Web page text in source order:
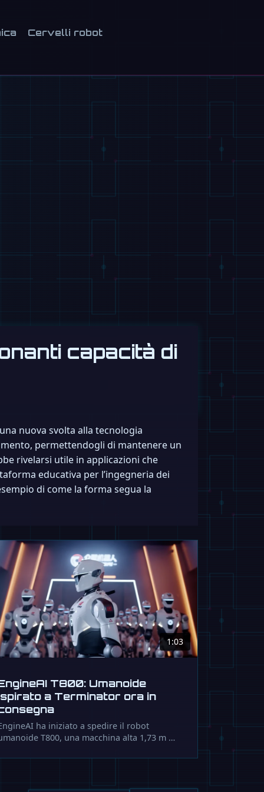
Cervelli robot
capacità di
nuova svolta alla tecnologia
permettendogli di mantenere un
rivelarsi utile in applicazioni che
educativa per l’ingegneria dei
di come la forma segua la
1:03
T800: Umanoide
a Terminator ora in
ha iniziato a spedire il robot
T800, una macchina alta 1,73 m …